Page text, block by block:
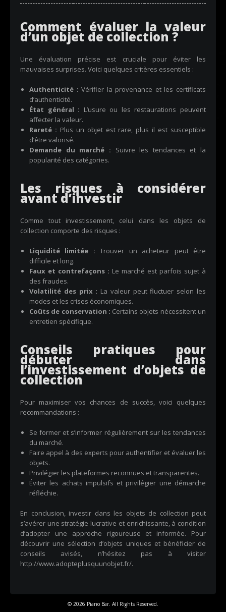
Comment évaluer la valeur
d’un objet de collection ?
Une évaluation précise est cruciale pour éviter les
mauvaises surprises. Voici quelques critères essentiels :
Authenticité : Vérifier la provenance et les certificats
d’authenticité.
État général : L’usure ou les restaurations peuvent
affecter la valeur.
Rareté : Plus un objet est rare, plus il est susceptible
d’être valorisé.
Demande du marché : Suivre les tendances et la
popularité des catégories.
Les risques à considérer
avant d’investir
Comme tout investissement, celui dans les objets de
collection comporte des risques :
Liquidité limitée : Trouver un acheteur peut être
difficile et long.
Faux et contrefaçons : Le marché est parfois sujet à
des fraudes.
Volatilité des prix : La valeur peut fluctuer selon les
modes et les crises économiques.
Coûts de conservation : Certains objets nécessitent un
entretien spécifique.
Conseils pratiques pour
débuter dans
l’investissement d’objets de
collection
Pour maximiser vos chances de succès, voici quelques
recommandations :
Se former et s’informer régulièrement sur les tendances
du marché.
Faire appel à des experts pour authentifier et évaluer les
objets.
Privilégier les plateformes reconnues et transparentes.
Éviter les achats impulsifs et privilégier une démarche
réfléchie.
En conclusion, investir dans les objets de collection peut
s’avérer une stratégie lucrative et enrichissante, à condition
d’adopter une approche rigoureuse et informée. Pour
découvrir une sélection d’objets uniques et bénéficier de
conseils avisés, n’hésitez pas à visiter
http://www.adopteplusquunobjet.fr/.
© 2026 Piano Bar. All Rights Reserved.